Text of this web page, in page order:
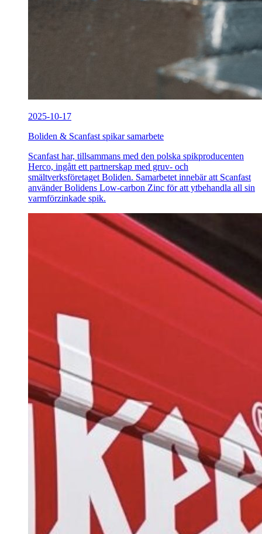
2025-10-17
Boliden & Scanfast spikar samarbete
Scanfast har, tillsammans med den polska spikproducenten
Herco, ingått ett partnerskap med gruv- och
smältverksföretaget Boliden. Samarbetet innebär att Scanfast
använder Bolidens Low-carbon Zinc för att ytbehandla all sin
varmförzinkade spik.